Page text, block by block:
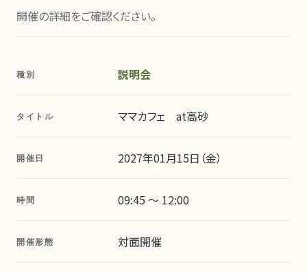
開催の詳細をご確認ください。
種別 説明会
タイトル ママカフェ at高砂
開催日 2027年01月15日（金）
時間 09:45 〜 12:00
開催形態 対面開催